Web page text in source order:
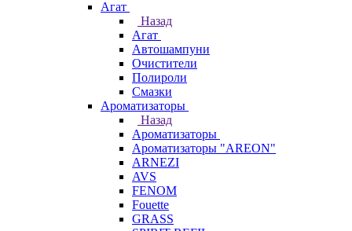
Агат
Назад
Агат
Автошампуни
Очистители
Полироли
Смазки
Ароматизаторы
Назад
Ароматизаторы
Ароматизаторы "AREON"
ARNEZI
AVS
FENOM
Fouette
GRASS